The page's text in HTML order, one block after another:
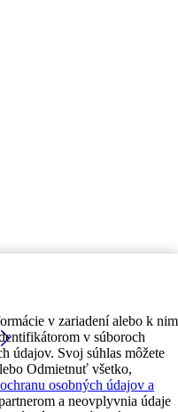
v zariadení alebo k nim
v súboroch
údajov. Svoj súhlas môžete
Odmietnuť všetko,
osobných údajov a
a neovplyvnia údaje